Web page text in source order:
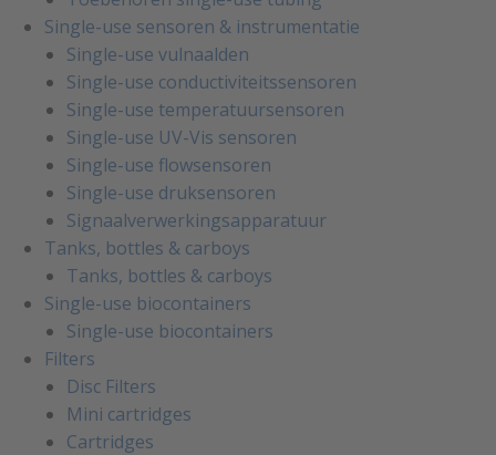
Single-use sensoren & instrumentatie
Single-use vulnaalden
Single-use conductiviteitssensoren
Single-use temperatuursensoren
Single-use UV-Vis sensoren
Single-use flowsensoren
Single-use druksensoren
Signaalverwerkingsapparatuur
Tanks, bottles & carboys
Tanks, bottles & carboys
Single-use biocontainers
Single-use biocontainers
Filters
Disc Filters
Mini cartridges
Cartridges